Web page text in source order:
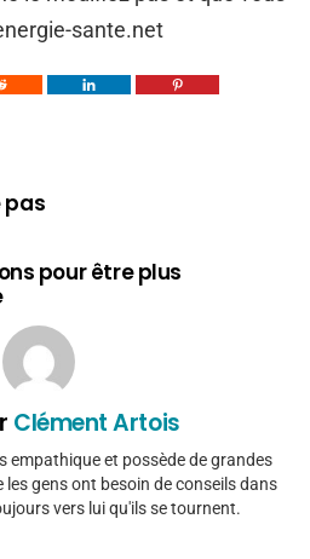
sante.net
pas
pour être plus
Clément Artois
empathique et possède de grandes
gens ont besoin de conseils dans
vers lui qu'ils se tournent.